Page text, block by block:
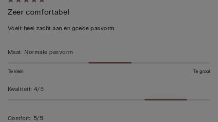
op
5
Zeer comfortabel
Voelt heel zacht aan en goede pasvorm
Maat: Normale pasvorm
Te klein Te groot
Kwaliteit: 4/5
Comfort: 5/5